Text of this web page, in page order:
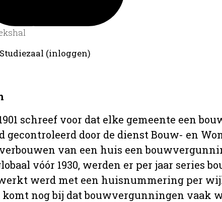
(inloggen)
schreef voor dat elke gemeente een
gecontroleerd door de dienst Bouw- en
van een huis een
vóór 1930, werden er per jaar series
werd met een huisnummering per
nog bij dat bouwvergunningen vaak